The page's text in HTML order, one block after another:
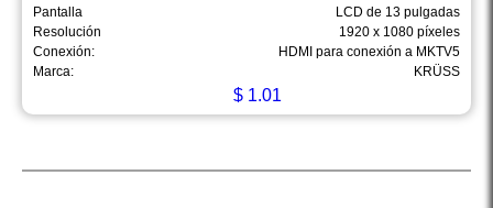
Pantalla
LCD de 13 pulgadas
Resolución
1920 x 1080 píxeles
Conexión:
HDMI para conexión a MKTV5
Marca:
KRÜSS
$ 1.01